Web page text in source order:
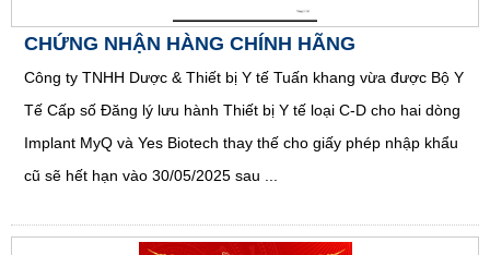
CHỨNG NHẬN HÀNG CHÍNH HÃNG
Công ty TNHH Dược & Thiết bị Y tế Tuấn khang vừa được Bộ Y
Tế Cấp số Đăng lý lưu hành Thiết bị Y tế loại C-D cho hai dòng
Implant MyQ và Yes Biotech thay thế cho giấy phép nhập khẩu
cũ sẽ hết hạn vào 30/05/2025 sau ...